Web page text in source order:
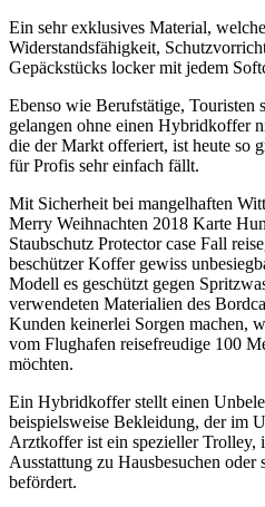
Ein sehr exklusives Material,
Widerstandsfähigkeit,
Gepäckstücks locker mit jedem
Ebenso wie Berufstätige, Touristen
gelangen ohne einen Hybridkoffer
die der Markt offeriert, ist heute so
für Profis sehr einfach fällt.
Mit Sicherheit bei mangelhaften
Merry Weihnachten 2018 Karte
Staubschutz Protector case Fall
beschützer Koffer gewiss
Modell es geschützt gegen
verwendeten Materialien des
Kunden keinerlei Sorgen machen,
vom Flughafen reisefreudige 100
möchten.
Ein Hybridkoffer stellt einen
beispielsweise Bekleidung, der im
Arztkoffer ist ein spezieller Trolley,
Ausstattung zu Hausbesuchen oder
befördert.